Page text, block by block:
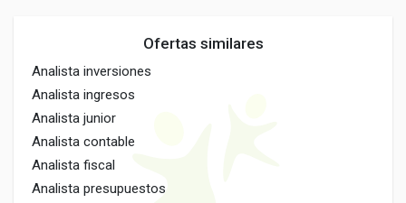
Ofertas similares
Analista inversiones
Analista ingresos
Analista junior
Analista contable
Analista fiscal
Analista presupuestos